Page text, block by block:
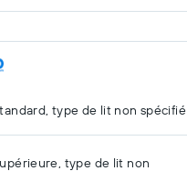
type de lit non spécifié
type de lit non